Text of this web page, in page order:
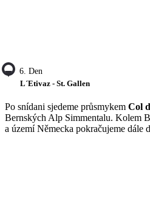
6. Den
L´Etivaz - St. Gallen
Po snídani sjedeme průsmykem Col
Bernských Alp Simmentalu. Kolem
a území Německa pokračujeme